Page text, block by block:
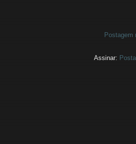
Postagem
Assinar: